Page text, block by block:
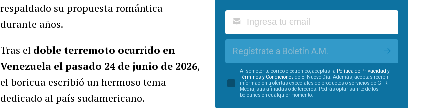
respaldado su propuesta romántica
durante años.
Tras el doble terremoto ocurrido en
Venezuela el pasado 24 de junio de 2026,
el boricua escribió un hermoso tema
dedicado al país sudamericano.
Regístrate a Boletín A.M.
Al someter tu correo electrónico, aceptas la Política de Privacidad y
Términos y Condiciones de El Nuevo Día. Además, aceptas recibir
información u ofertas especiales de productos o servicios de GFR
Media, sus afiliadas o de terceros. Podrás optar salirte de los
boletines en cualquier momento.